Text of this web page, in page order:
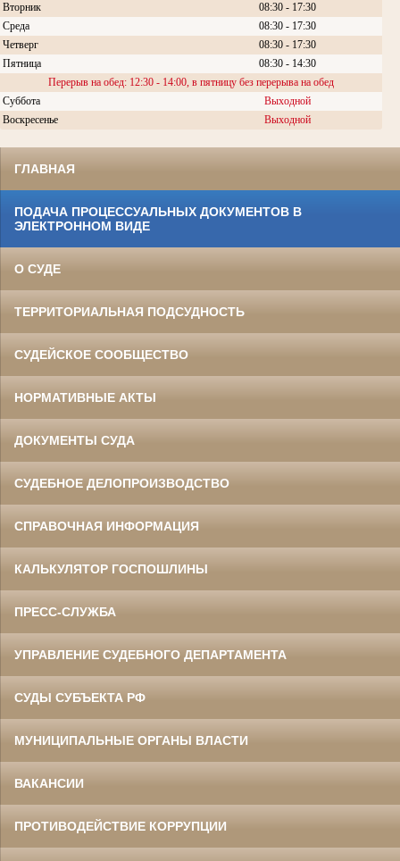
Вторник
08:30 - 17:30
Среда
08:30 - 17:30
Четверг
08:30 - 17:30
Пятница
08:30 - 14:30
Перерыв на обед: 12:30 - 14:00, в пятницу без перерыва на обед
Суббота
Выходной
Воскресенье
Выходной
ГЛАВНАЯ
ПОДАЧА ПРОЦЕССУАЛЬНЫХ ДОКУМЕНТОВ В
ЭЛЕКТРОННОМ ВИДЕ
О СУДЕ
ТЕРРИТОРИАЛЬНАЯ ПОДСУДНОСТЬ
СУДЕЙСКОЕ СООБЩЕСТВО
НОРМАТИВНЫЕ АКТЫ
ДОКУМЕНТЫ СУДА
СУДЕБНОЕ ДЕЛОПРОИЗВОДСТВО
СПРАВОЧНАЯ ИНФОРМАЦИЯ
КАЛЬКУЛЯТОР ГОСПОШЛИНЫ
ПРЕСС-СЛУЖБА
УПРАВЛЕНИЕ СУДЕБНОГО ДЕПАРТАМЕНТА
СУДЫ СУБЪЕКТА РФ
МУНИЦИПАЛЬНЫЕ ОРГАНЫ ВЛАСТИ
ВАКАНСИИ
ПРОТИВОДЕЙСТВИЕ КОРРУПЦИИ